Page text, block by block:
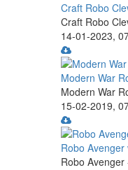
Craft Robo
Craft Robo
14-01-2023,
Modern War
Modern War
15-02-2019,
Robo
Robo Avenger